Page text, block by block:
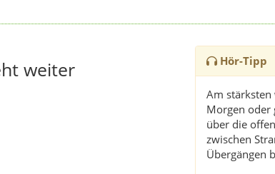
weiter Hör-Tipp
Am
Morgen oder
über die
zwischen
Übergängen